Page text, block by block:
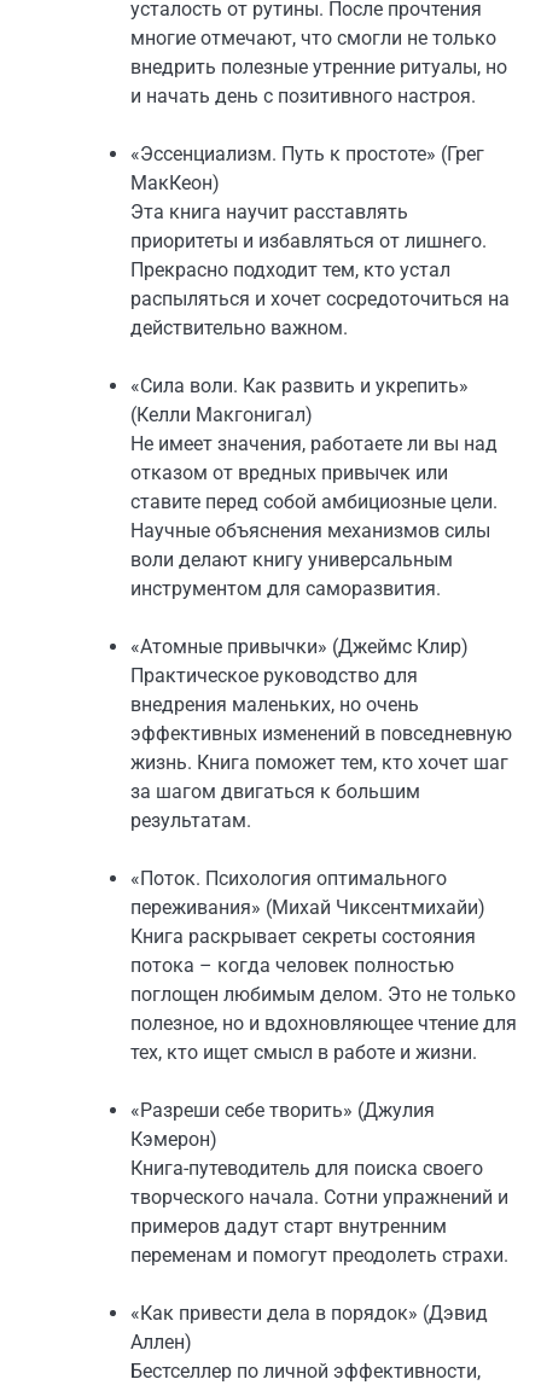
усталость от рутины. После прочтения
многие отмечают, что смогли не только
внедрить полезные утренние ритуалы, но
и начать день с позитивного настроя.
«Эссенциализм. Путь к простоте» (Грег
МакКеон)
Эта книга научит расставлять
приоритеты и избавляться от лишнего.
Прекрасно подходит тем, кто устал
распыляться и хочет сосредоточиться на
действительно важном.
«Сила воли. Как развить и укрепить»
(Келли Макгонигал)
Не имеет значения, работаете ли вы над
отказом от вредных привычек или
ставите перед собой амбициозные цели.
Научные объяснения механизмов силы
воли делают книгу универсальным
инструментом для саморазвития.
«Атомные привычки» (Джеймс Клир)
Практическое руководство для
внедрения маленьких, но очень
эффективных изменений в повседневную
жизнь. Книга поможет тем, кто хочет шаг
за шагом двигаться к большим
результатам.
«Поток. Психология оптимального
переживания» (Михай Чиксентмихайи)
Книга раскрывает секреты состояния
потока – когда человек полностью
поглощен любимым делом. Это не только
полезное, но и вдохновляющее чтение для
тех, кто ищет смысл в работе и жизни.
«Разреши себе творить» (Джулия
Кэмерон)
Книга-путеводитель для поиска своего
творческого начала. Сотни упражнений и
примеров дадут старт внутренним
переменам и помогут преодолеть страхи.
«Как привести дела в порядок» (Дэвид
Аллен)
Бестселлер по личной эффективности,